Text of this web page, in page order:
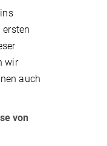
ersten
wir
auch
von